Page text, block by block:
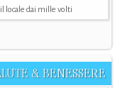
il locale dai mille volti
& BENESSERE